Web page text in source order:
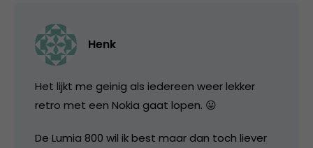
Henk
Het lijkt me geinig als iedereen weer lekker
retro met een Nokia gaat lopen. 😛
De Lumia 800 wil ik best maar dan toch liever